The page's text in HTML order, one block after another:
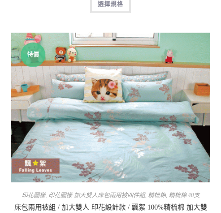
選擇規格
特價
印花圖樣, 印花圖樣-加大雙人床包兩用被四件組, 精梳棉, 精梳棉 40支
床包兩用被組 / 加大雙人 印花設計款 / 飄絮 100%精梳棉 加大雙